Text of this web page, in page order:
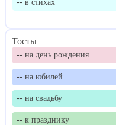
Тосты
-- на день рождения
-- на юбилей
-- на свадьбу
-- к празднику